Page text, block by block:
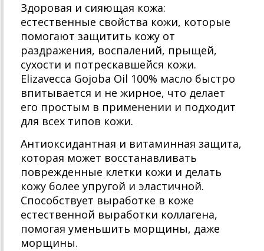
Здоровая и сияющая кожа:
естественные свойства кожи, которые
помогают защитить кожу от
раздражения, воспалений, прыщей,
сухости и потрескавшейся кожи.
Elizavecca Gojoba Oil 100% масло быстро
впитывается и не жирное, что делает
его простым в применении и подходит
для всех типов кожи.
Антиоксидантная и витаминная защита,
которая может восстанавливать
поврежденные клетки кожи и делать
кожу более упругой и эластичной.
Способствует выработке в коже
естественной выработки коллагена,
помогая уменьшить морщины, даже
морщины.